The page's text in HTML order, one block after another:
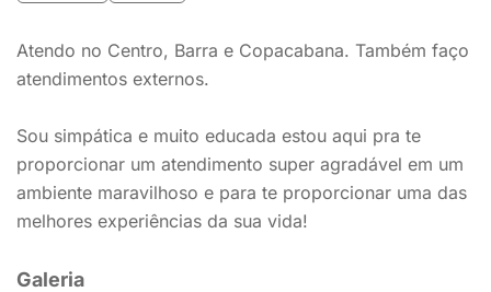
Atendo no Centro, Barra e Copacabana. Também faço
atendimentos externos.
Sou simpática e muito educada estou aqui pra te
proporcionar um atendimento super agradável em um
ambiente maravilhoso e para te proporcionar uma das
melhores experiências da sua vida!
Galeria